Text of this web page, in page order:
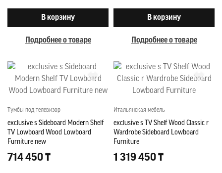
В корзину
Подробнее о товаре
В корзину
Подробнее о товаре
Тумбы под телевизор
exclusive s Sideboard Modern Shelf
TV Lowboard Wood Lowboard
Furniture new
714 450 ₸
Итальянская мебель
exclusive s TV Shelf Wood Classic r
Wardrobe Sideboard Lowboard
Furniture
1 319 450 ₸